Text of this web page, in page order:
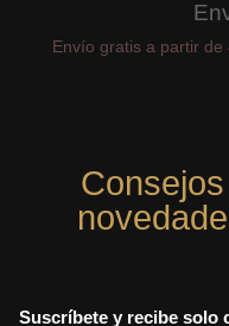
Envío gratis a partir de
Suscríbete y recibe solo